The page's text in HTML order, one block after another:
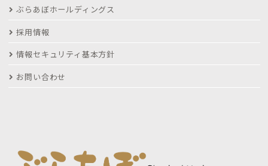
ぶらあぼホールディングス
採用情報
情報セキュリティ基本方針
お問い合わせ